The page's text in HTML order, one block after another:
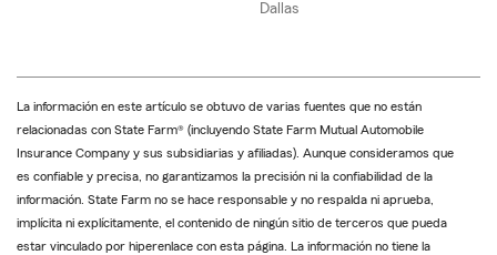
Dallas
La información en este artículo se obtuvo de varias fuentes que no están
relacionadas con State Farm® (incluyendo State Farm Mutual Automobile
Insurance Company y sus subsidiarias y afiliadas). Aunque consideramos que
es confiable y precisa, no garantizamos la precisión ni la confiabilidad de la
información. State Farm no se hace responsable y no respalda ni aprueba,
implícita ni explícitamente, el contenido de ningún sitio de terceros que pueda
estar vinculado por hiperenlace con esta página. La información no tiene la